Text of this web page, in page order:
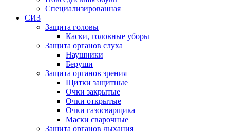
Специализированная
СИЗ
Защита головы
Каски, головные уборы
Защита органов слуха
Наушники
Беруши
Защита органов зрения
Щитки защитные
Очки закрытые
Очки открытые
Очки газосварщика
Маски сварочные
Защита органов дыхания